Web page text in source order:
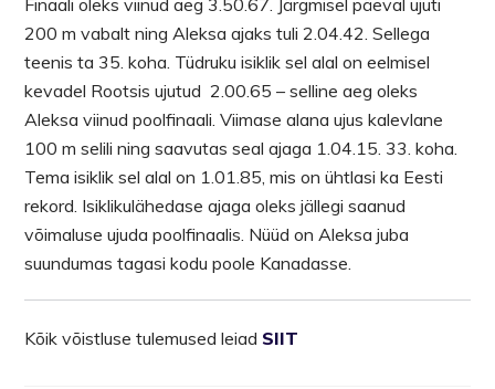
200 m vabalt ning Aleksa ajaks tuli 2.04.42. Sellega
teenis ta 35. koha. Tüdruku isiklik sel alal on eelmisel
kevadel Rootsis ujutud 2.00.65 – selline aeg oleks
Aleksa viinud poolfinaali. Viimase alana ujus kalevlane
100 m selili ning saavutas seal ajaga 1.04.15. 33. koha.
Tema isiklik sel alal on 1.01.85, mis on ühtlasi ka Eesti
rekord. Isiklikulähedase ajaga oleks jällegi saanud
võimaluse ujuda poolfinaalis. Nüüd on Aleksa juba
suundumas tagasi kodu poole Kanadasse.
Kõik võistluse tulemused leiad SIIT